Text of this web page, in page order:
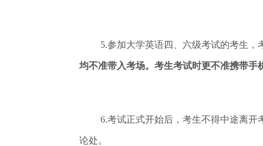
5.参加大学英语四、六级考试的考生
均不准带入考场。考生考试时更不准携带
6.考试正式开始后，考生不得中途离
论处。